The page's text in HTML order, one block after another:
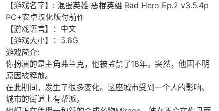
【游戏名字】: 混蛋英雄 恶棍英雄 Bad Hero Ep.2 v3.5.4p
PC+安卓汉化版付前作
【游戏语言】：中文
【游戏大小】：5.6G
游戏简介:
你扮演的是主角弗兰克，他被监禁了18年。突然，他因不明
原因被释放。
在此期间，发生了很多变化。这座城市受到一个人的影响。
城市的街道上有帮派。